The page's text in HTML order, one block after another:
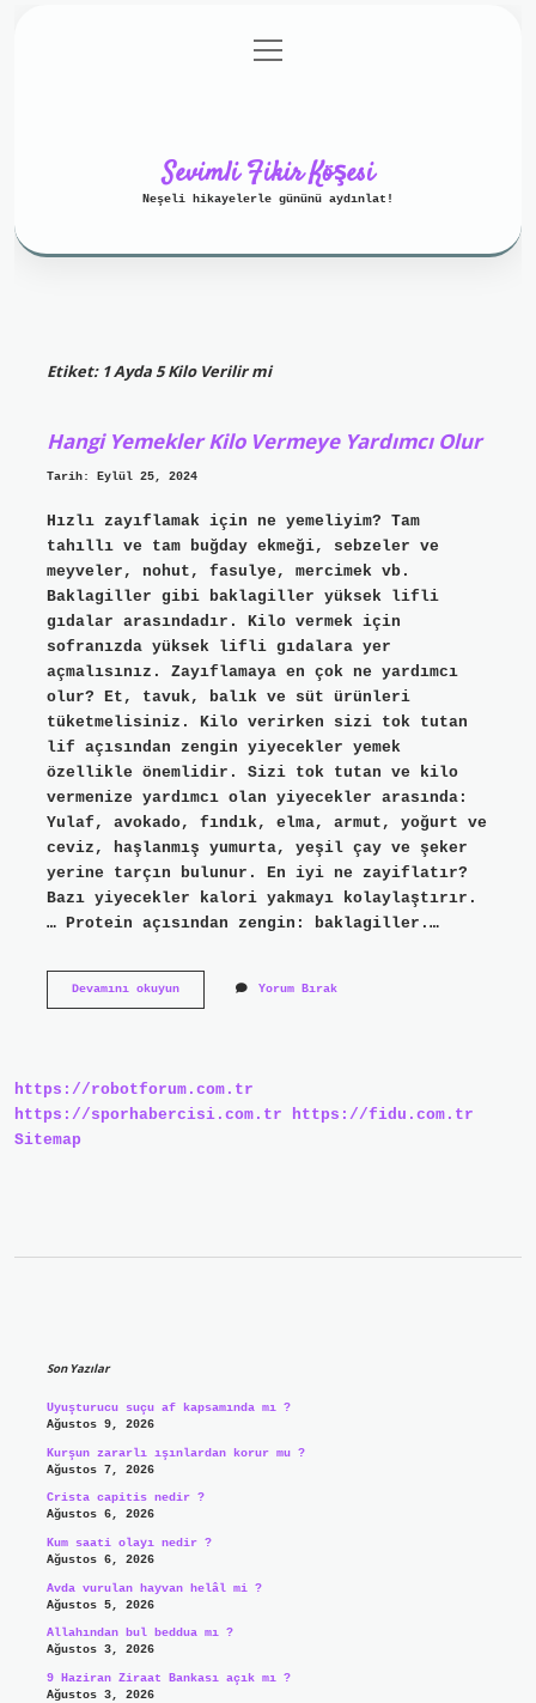
Gizlilik Politikası
menüyü
aç
Sevimli Fikir Köşesi
Neşeli hikayelerle gününü aydınlat!
Etiket: 1 Ayda 5 Kilo Verilir mi
Hangi Yemekler Kilo Vermeye Yardımcı Olur
Tarih: Eylül 25, 2024
Hızlı zayıflamak için ne yemeliyim? Tam
tahıllı ve tam buğday ekmeği, sebzeler ve
meyveler, nohut, fasulye, mercimek vb.
Baklagiller gibi baklagiller yüksek lifli
gıdalar arasındadır. Kilo vermek için
sofranızda yüksek lifli gıdalara yer
açmalısınız. Zayıflamaya en çok ne yardımcı
olur? Et, tavuk, balık ve süt ürünleri
tüketmelisiniz. Kilo verirken sizi tok tutan
lif açısından zengin yiyecekler yemek
özellikle önemlidir. Sizi tok tutan ve kilo
vermenize yardımcı olan yiyecekler arasında:
Yulaf, avokado, fındık, elma, armut, yoğurt ve
ceviz, haşlanmış yumurta, yeşil çay ve şeker
yerine tarçın bulunur. En iyi ne zayiflatır?
Bazı yiyecekler kalori yakmayı kolaylaştırır.
… Protein açısından zengin: baklagiller.…
Devamını okuyunHangi
Yorum Bırak
https://robotforum.com.tr
https://sporhabercisi.com.tr
https://fidu.com.tr
Sitemap
Son Yazılar
Uyuşturucu suçu af kapsamında mı ?
Ağustos 9, 2026
Kurşun zararlı ışınlardan korur mu ?
Ağustos 7, 2026
Crista capitis nedir ?
Ağustos 6, 2026
Kum saati olayı nedir ?
Ağustos 6, 2026
Avda vurulan hayvan helâl mi ?
Ağustos 5, 2026
Allahından bul beddua mı ?
Ağustos 3, 2026
9 Haziran Ziraat Bankası açık mı ?
Ağustos 3, 2026